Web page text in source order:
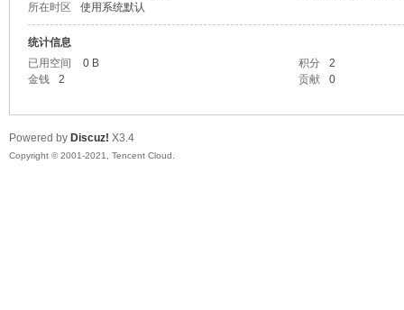
所在时区
使用系统默认
统计信息
已用空间
0 B 积分
2
金钱
2 贡献 0
Powered by Discuz! X3.4
Copyright © 2001-2021, Tencent Cloud.